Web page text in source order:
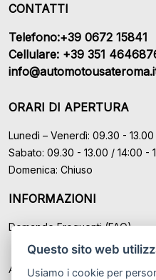
Questo sito web
Usiamo i cookie per
CONTATTI
Telefono:+39 0672 15841
Cellulare: +39 351
ORARI DI APERTURA
Lunedì – Venerdì: 09.30 -
Sabato: 09.30 - 13.00 / 14:00 -
Domenica: Chiuso
INFORMAZIONI
Domande Frequenti (FAQ)
Auto Moto Usate Roma Srl sede